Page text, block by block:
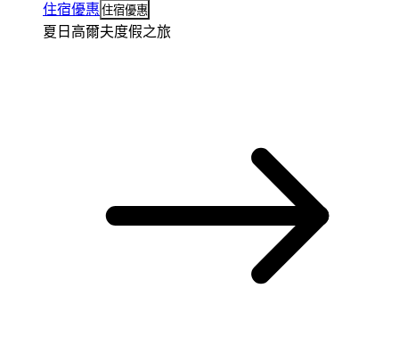
住宿優惠 住宿優惠
夏日高爾夫度假之旅